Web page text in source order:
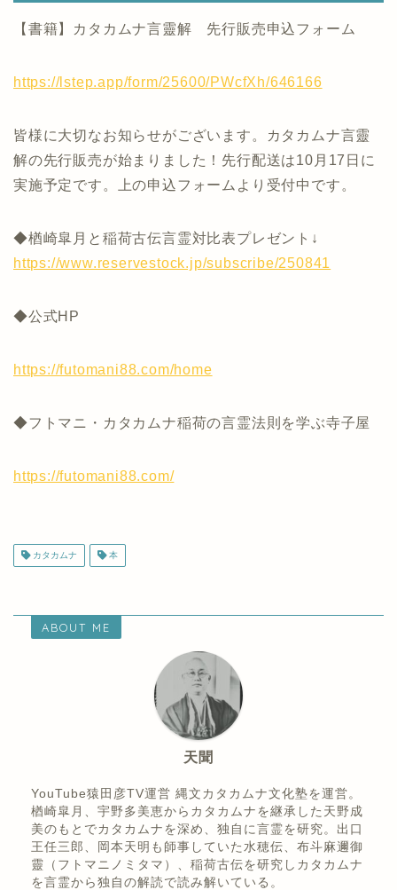
【書籍】カタカムナ言靈解 先行販売申込フォーム
https://lstep.app/form/25600/PWcfXh/646166
皆様に大切なお知らせがございます。カタカムナ言靈
解の先行販売が始まりました！先行配送は10月17日に
実施予定です。上の申込フォームより受付中です。
◆楢崎皐月と稲荷古伝言霊対比表プレゼント↓
https://www.reservestock.jp/subscribe/250841
◆公式HP
https://futomani88.com/home
◆フトマニ・カタカムナ稲荷の言霊法則を学ぶ寺子屋
https://futomani88.com/
カタカムナ 本
ABOUT ME
天聞
YouTube猿田彦TV運営 縄文カタカムナ文化塾を運営。
楢崎皐月、宇野多美恵からカタカムナを継承した天野成
美のもとでカタカムナを深め、独自に言霊を研究。出口
王任三郎、岡本天明も師事していた水穂伝、布斗麻邇御
靈（フトマニノミタマ）、稲荷古伝を研究しカタカムナ
を言霊から独自の解読で読み解いている。